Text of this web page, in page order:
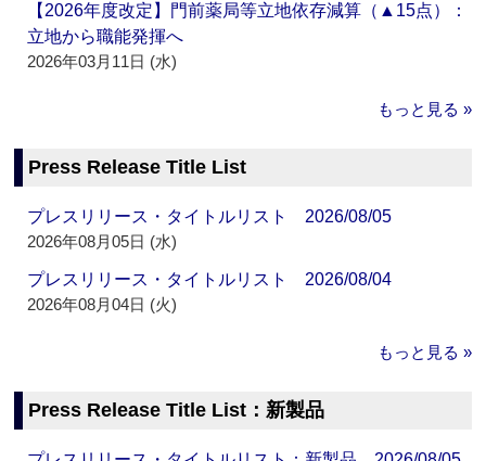
【2026年度改定】門前薬局等立地依存減算（▲15点）：
立地から職能発揮へ
2026年03月11日 (水)
もっと見る »
Press Release Title List
プレスリリース・タイトルリスト 2026/08/05
2026年08月05日 (水)
プレスリリース・タイトルリスト 2026/08/04
2026年08月04日 (火)
もっと見る »
Press Release Title List：新製品